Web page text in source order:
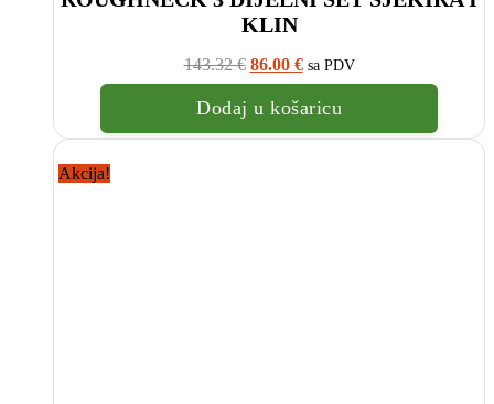
KLIN
143.32€ Izvorna
cijena
bila
143.32
86.00 €Trenutna
cijena
je:
€.
sa PDV
Dodaj u košaricu
Akcija!